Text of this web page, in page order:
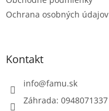
Ochrana osobných údajov
Kontakt
info@famu.sk
Záhrada: 0948071337